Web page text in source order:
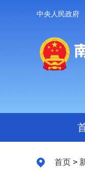
中央人民政府
首页 >